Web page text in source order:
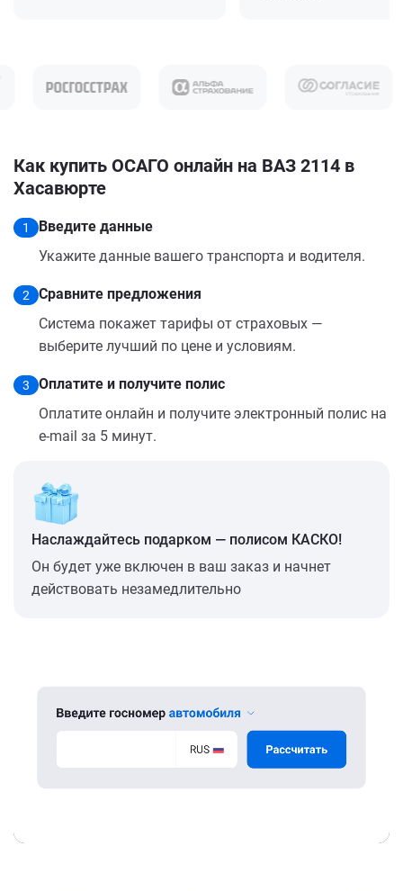
Как купить ОСАГО онлайн на ВАЗ 2114 в
Хасавюрте
1
Введите данные
Укажите данные вашего транспорта и водителя.
2
Сравните предложения
Система покажет тарифы от страховых —
выберите лучший по цене и условиям.
3
Оплатите и получите полис
Оплатите онлайн и получите электронный полис на
e-mail за 5 минут.
Наслаждайтесь подарком — полисом КАСКО!
Он будет уже включен в ваш заказ и начнет
действовать незамедлительно